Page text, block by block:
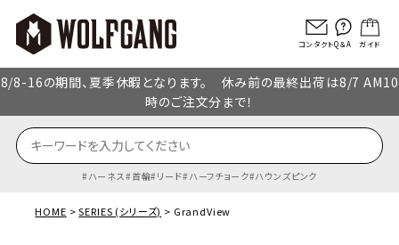
コンタクトQ＆A ガイド
8/8-16の期間、夏季休暇となります。 休み前の最終出荷は8/7 AM10
時のご注文分まで！
ハーネス 首輪 リード ハーフチョーク ハウンズピンク
HOME SERIES (シリーズ) GrandView